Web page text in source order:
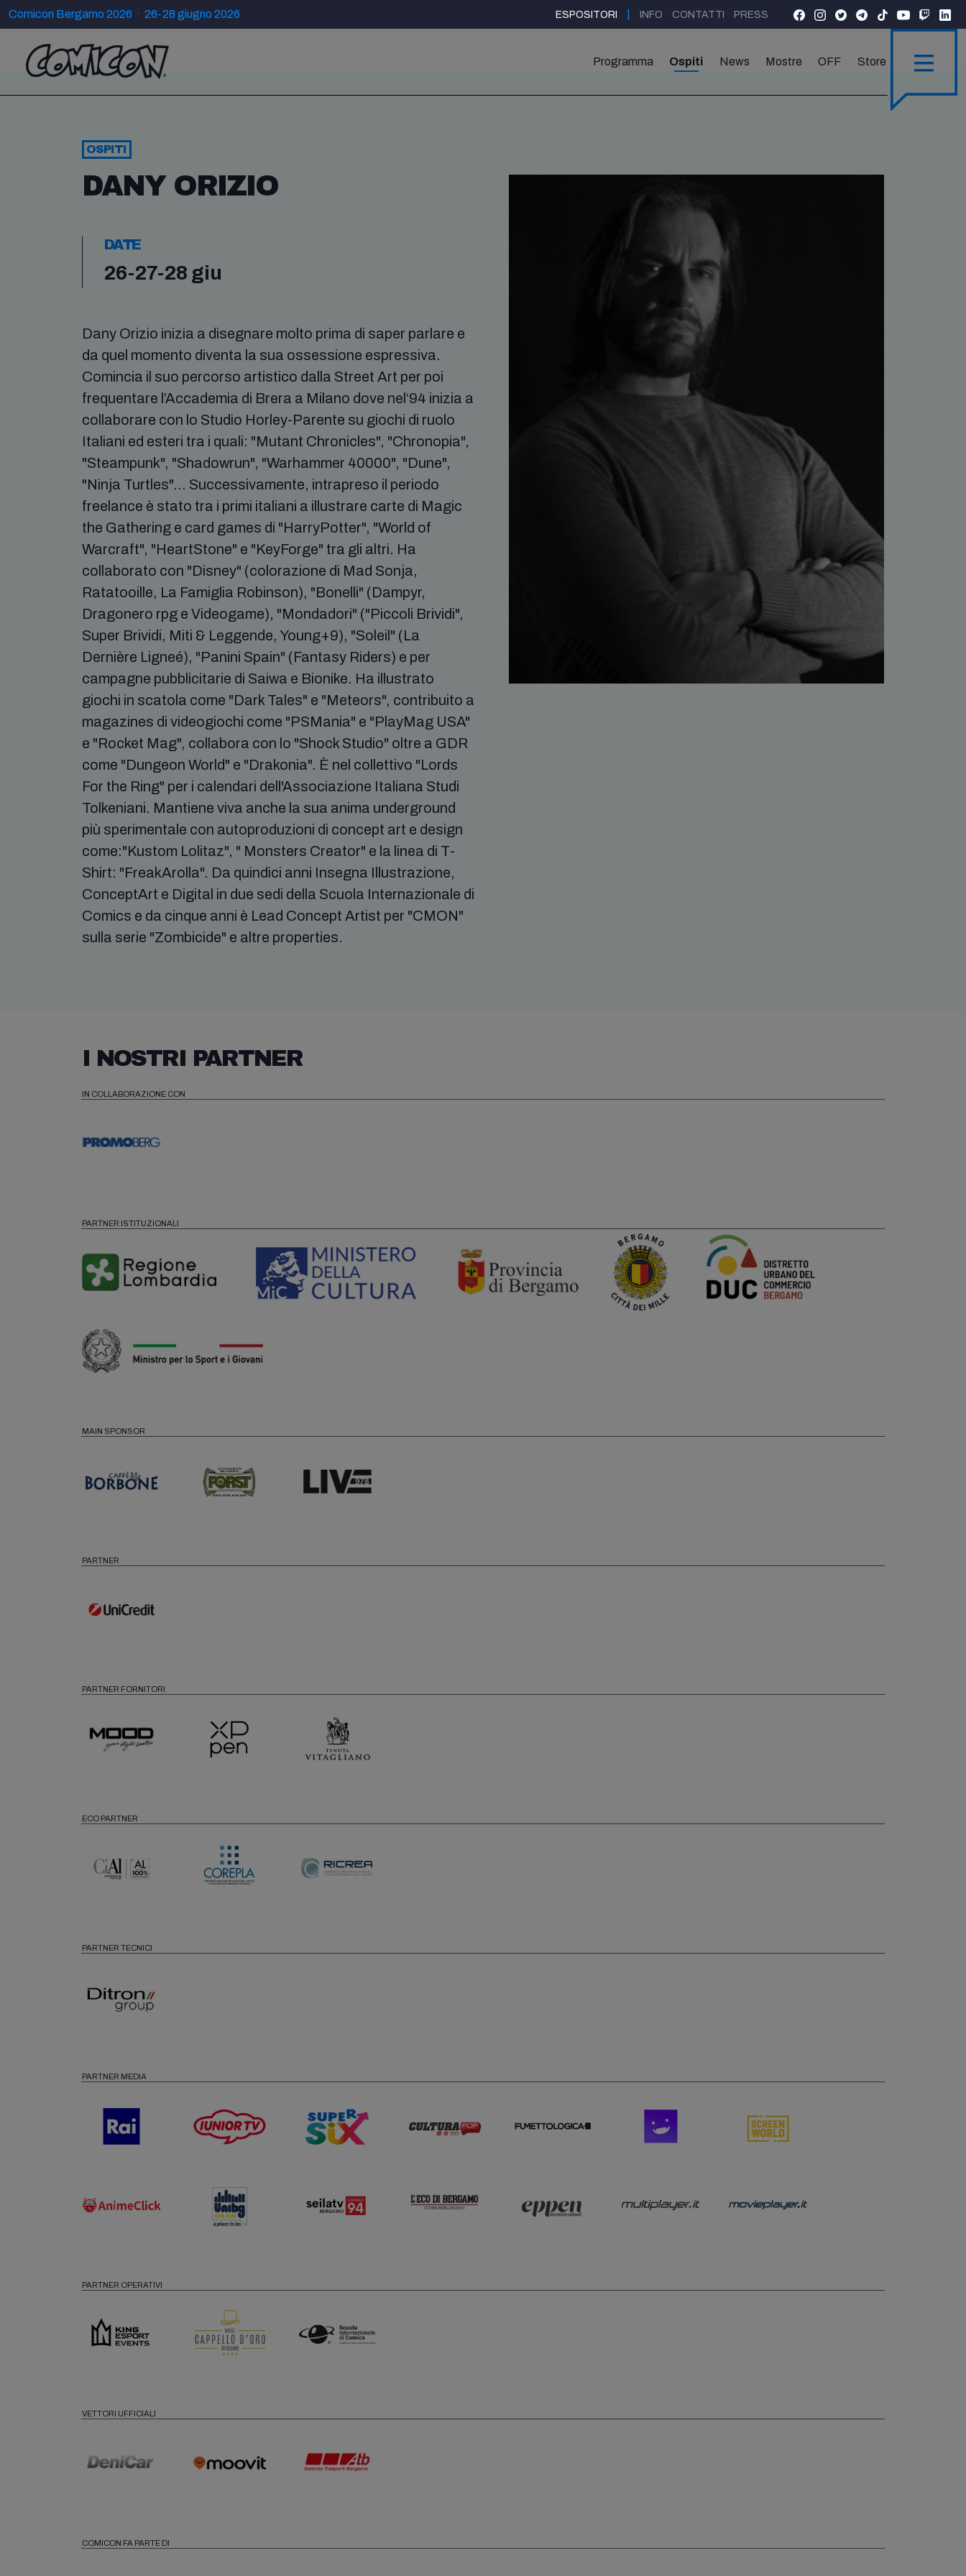
Comicon Bergamo 2026 · 26-28 giugno 2026 ESPOSITORI INFO CONTATTI PRESS
Programma Ospiti News Mostre OFF Store
OSPITI
DANY ORIZIO
DATE
26-27-28 giu
Dany Orizio inizia a disegnare molto prima di saper parlare e
da quel momento diventa la sua ossessione espressiva.
Comincia il suo percorso artistico dalla Street Art per poi
frequentare l’Accademia di Brera a Milano dove nel‘94 inizia a
collaborare con lo Studio Horley-Parente su giochi di ruolo
Italiani ed esteri tra i quali: "Mutant Chronicles", "Chronopia",
"Steampunk", "Shadowrun", "Warhammer 40000", "Dune",
"Ninja Turtles"... Successivamente, intrapreso il periodo
freelance è stato tra i primi italiani a illustrare carte di Magic
the Gathering e card games di "HarryPotter", "World of
Warcraft", "HeartStone" e "KeyForge" tra gli altri. Ha
collaborato con "Disney" (colorazione di Mad Sonja,
Ratatooille, La Famiglia Robinson), "Bonelli" (Dampyr,
Dragonero rpg e Videogame), "Mondadori" ("Piccoli Brividi",
Super Brividi, Miti & Leggende, Young+9), "Soleil" (La
Dernière Ligneé), "Panini Spain" (Fantasy Riders) e per
campagne pubblicitarie di Saiwa e Bionike. Ha illustrato
giochi in scatola come "Dark Tales" e "Meteors", contribuito a
magazines di videogiochi come "PSMania" e "PlayMag USA"
e "Rocket Mag", collabora con lo "Shock Studio" oltre a GDR
come "Dungeon World" e "Drakonia". È nel collettivo "Lords
For the Ring" per i calendari dell'Associazione Italiana Studi
Tolkeniani. Mantiene viva anche la sua anima underground
più sperimentale con autoproduzioni di concept art e design
come:"Kustom Lolitaz", " Monsters Creator" e la linea di T-
Shirt: "FreakArolla". Da quindici anni Insegna Illustrazione,
ConceptArt e Digital in due sedi della Scuola Internazionale di
Comics e da cinque anni è Lead Concept Artist per "CMON"
sulla serie "Zombicide" e altre properties.
I NOSTRI PARTNER
IN COLLABORAZIONE CON
PARTNER ISTITUZIONALI
MAIN SPONSOR
PARTNER
PARTNER FORNITORI
ECO PARTNER
PARTNER TECNICI
PARTNER MEDIA
PARTNER OPERATIVI
VETTORI UFFICIALI
COMICON FA PARTE DI